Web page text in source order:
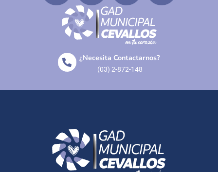
¿Necesita Contactarnos?
(03) 2-872-148